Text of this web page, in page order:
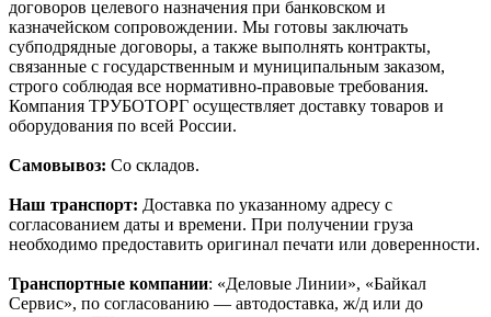
договоров целевого назначения при банковском и
казначейском сопровождении. Мы готовы заключать
субподрядные договоры, а также выполнять контракты,
связанные с государственным и муниципальным заказом,
строго соблюдая все нормативно-правовые требования.
Компания ТРУБОТОРГ осуществляет доставку товаров и
оборудования по всей России.
Самовывоз: Со складов.
Наш транспорт: Доставка по указанному адресу с
согласованием даты и времени. При получении груза
необходимо предоставить оригинал печати или доверенности.
Транспортные компании: «Деловые Линии», «Байкал
Сервис», по согласованию — автодоставка, ж/д или до